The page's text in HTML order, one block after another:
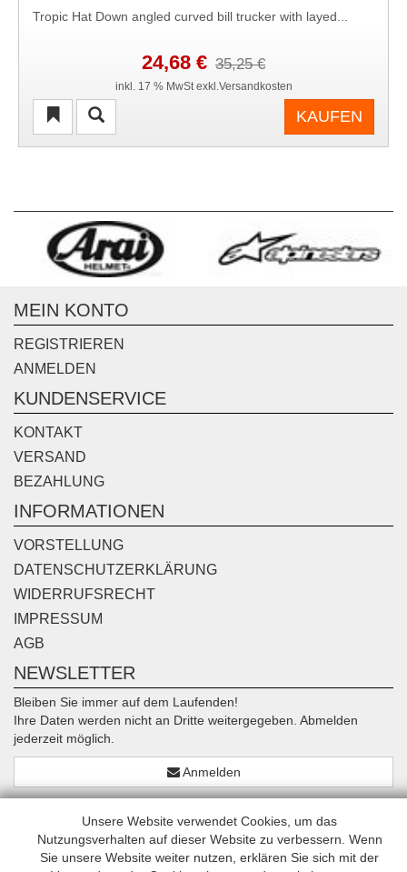
Unsere Website verwendet Cookies, um das
Nutzungsverhalten auf dieser Website zu verbessern. Wenn
Sie unsere Website weiter nutzen, erklären Sie sich mit der
Tropic Hat Down angled curved bill trucker with layed...
24,68 € 35,25 €
inkl. 17 % MwSt exkl.Versandkosten
KAUFEN
MEIN KONTO
REGISTRIEREN
ANMELDEN
KUNDENSERVICE
KONTAKT
VERSAND
BEZAHLUNG
INFORMATIONEN
VORSTELLUNG
DATENSCHUTZERKLÄRUNG
WIDERRUFSRECHT
IMPRESSUM
AGB
NEWSLETTER
Bleiben Sie immer auf dem Laufenden!
Ihre Daten werden nicht an Dritte weitergegeben. Abmelden
jederzeit möglich.
Anmelden